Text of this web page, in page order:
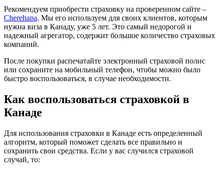
Рекомендуем приобрести страховку на проверенном сайте –
Cherehapa. Мы его используем для своих клиентов, которым
нужна виза в Канаду, уже 5 лет. Это самый недорогой и
надежный агрегатор, содержит большое количество страховых
компаний.
После покупки распечатайте электронный страховой полис
или сохраните на мобильный телефон, чтобы можно было
быстро воспользоваться, в случае необходимости.
Как воспользоваться страховкой в
Канаде
Для использования страховки в Канаде есть определенный
алгоритм, который поможет сделать все правильно и
сохранить свои средства. Если у вас случился страховой
случай, то: